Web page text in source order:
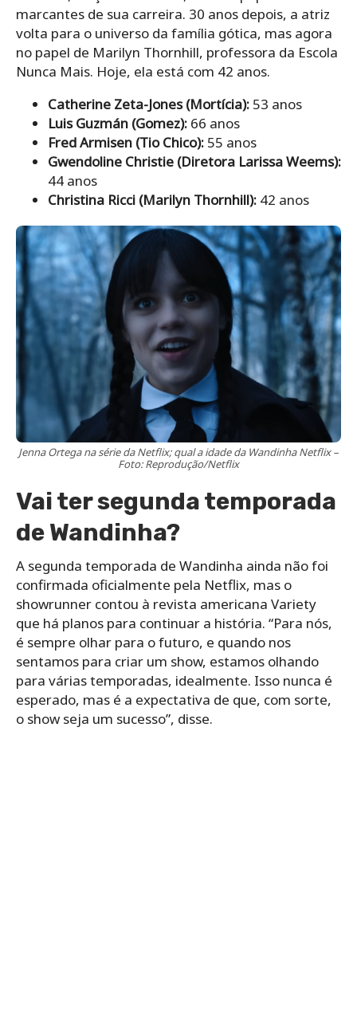
marcantes de sua carreira. 30 anos depois, a atriz
volta para o universo da família gótica, mas agora
no papel de Marilyn Thornhill, professora da Escola
Nunca Mais. Hoje, ela está com 42 anos.
Catherine Zeta-Jones (Mortícia): 53 anos
Luis Guzmán (Gomez): 66 anos
Fred Armisen (Tio Chico): 55 anos
Gwendoline Christie (Diretora Larissa Weems):
44 anos
Christina Ricci (Marilyn Thornhill): 42 anos
Jenna Ortega na série da Netflix; qual a idade da Wandinha Netflix –
Foto: Reprodução/Netflix
Vai ter segunda temporada
de Wandinha?
A segunda temporada de Wandinha ainda não foi
confirmada oficialmente pela Netflix, mas o
showrunner contou à revista americana Variety
que há planos para continuar a história. “Para nós,
é sempre olhar para o futuro, e quando nos
sentamos para criar um show, estamos olhando
para várias temporadas, idealmente. Isso nunca é
esperado, mas é a expectativa de que, com sorte,
o show seja um sucesso”, disse.